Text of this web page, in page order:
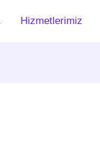
Hizmetlerimiz